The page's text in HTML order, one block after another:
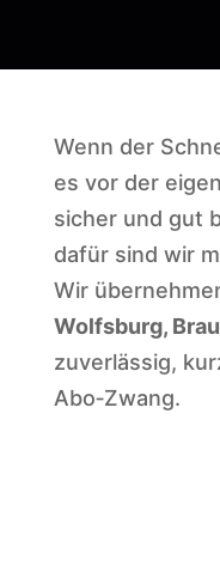
Wenn der
es vor der
sicher und gut
dafür sind wir
Wir
Wolfsburg,
zuverlässig,
Abo‑Zwang.